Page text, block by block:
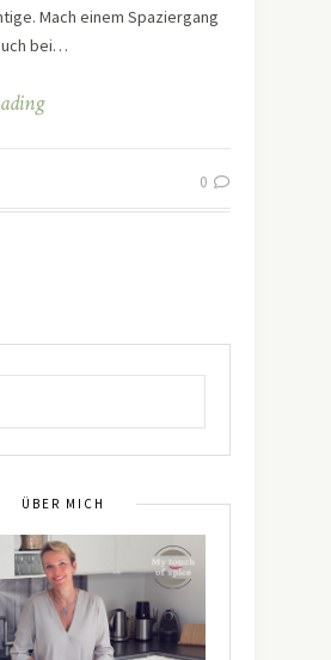
Mach einem Spaziergang
bei…
0
ÜBER MICH